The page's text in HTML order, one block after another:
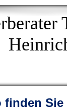
finden Sie